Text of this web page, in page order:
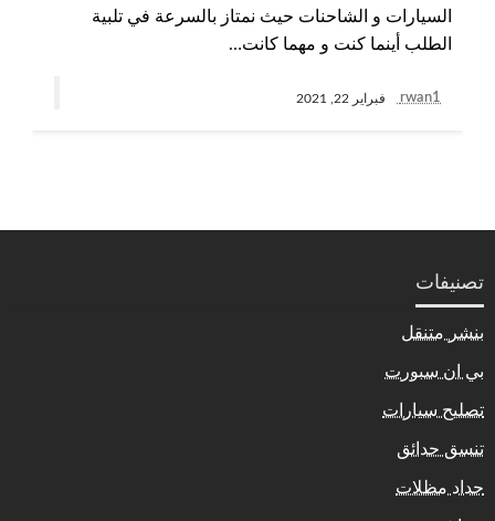
السيارات و الشاحنات حيث نمتاز بالسرعة في تلبية
الطلب أينما كنت و مهما كانت…
rwan1 فبراير 22, 2021
تصنيفات
بنشر متنقل
بي ان سبورت
تصليح سيارات
تنسق حدائق
حداد مظلات